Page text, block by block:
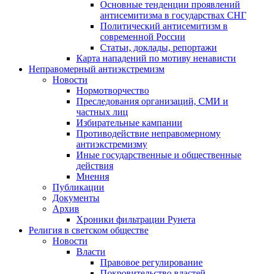
Основные тенденции проявлений
антисемитизма в государствах СНГ
Политический антисемитизм в
современной России
Статьи, доклады, репортажи
Карта нападений по мотиву ненависти
Неправомерный антиэкстремизм
Новости
Нормотворчество
Преследования организаций, СМИ и
частных лиц
Избирательные кампании
Противодействие неправомерному
антиэкстремизму
Иные государственные и общественные
действия
Мнения
Публикации
Документы
Архив
Хроники фильтрации Рунета
Религия в светском обществе
Новости
Власти
Правовое регулирование